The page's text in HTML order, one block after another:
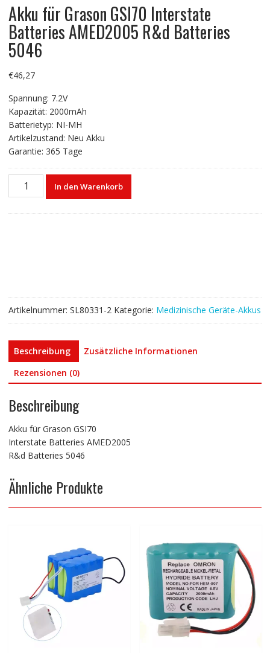
Akku für Grason GSI70 Interstate
Batteries AMED2005 R&d Batteries
5046
€46,27
Spannung: 7.2V
Kapazität: 2000mAh
Batterietyp: NI-MH
Artikelzustand: Neu Akku
Garantie: 365 Tage
Akku
5046
Menge
In den Warenkorb
Artikelnummer: SL80331-2 Kategorie: Medizinische Geräte-Akkus
Beschreibung
Zusätzliche Informationen
Rezensionen (0)
Beschreibung
Akku für Grason GSI70
Interstate Batteries AMED2005
R&d Batteries 5046
Ähnliche Produkte